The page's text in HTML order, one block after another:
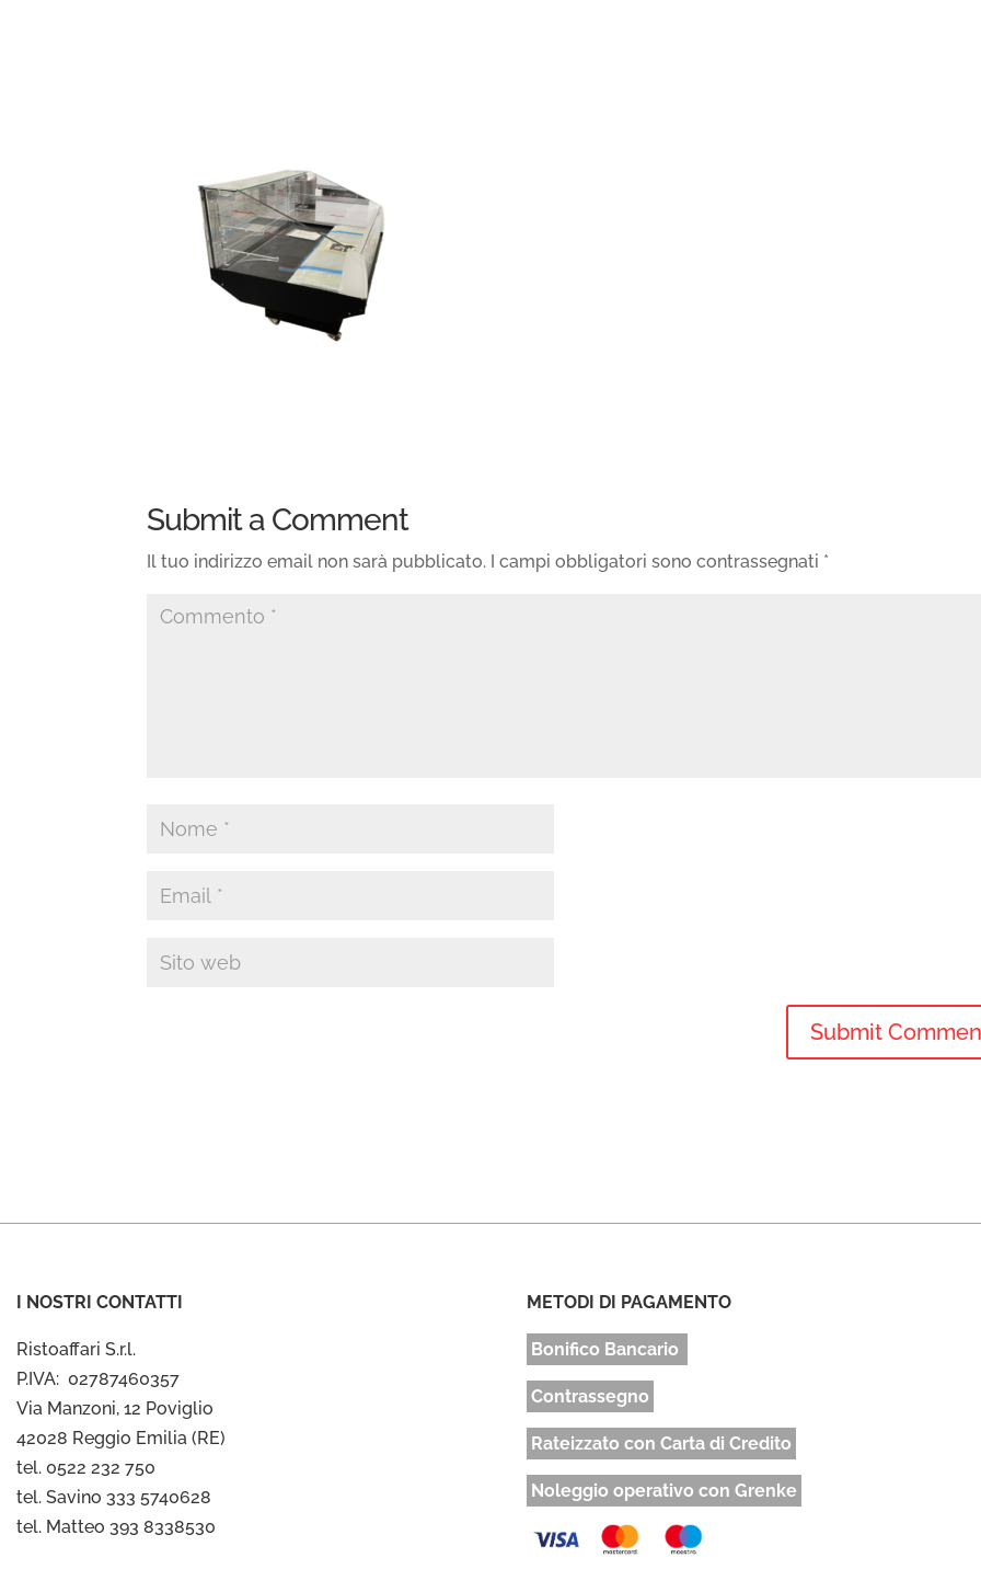
Submit a Comment
Il tuo indirizzo email non sarà pubblicato. I campi obbligatori sono contrassegnati *
I NOSTRI CONTATTI
Ristoaffari S.r.l.
P.IVA: 02787460357
Via Manzoni, 12 Poviglio
42028 Reggio Emilia (RE)
tel. 0522 232 750
tel. Savino 333 5740628
tel. Matteo 393 8338530
METODI DI PAGAMENTO
Bonifico Bancario
Contrassegno
Rateizzato con Carta di Credito
Noleggio operativo con Grenke